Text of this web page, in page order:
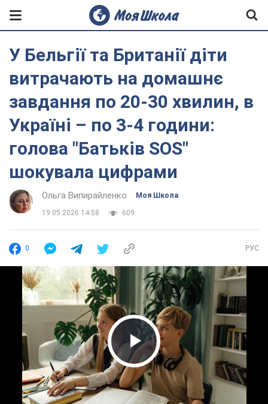
У Бельгії та Британії діти
витрачають на домашнє
завдання по 20-30 хвилин, в
Україні – по 3-4 години:
голова "Батьків SOS"
шокувала цифрами
Ольга Випирайленко Моя Школа
19.05.2026 14:58 609
0 РУС
Play Video